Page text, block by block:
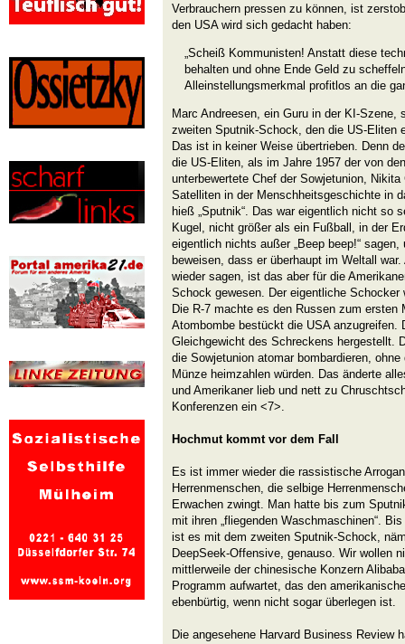
Verbrauchern pressen zu können, ist
den USA wird sich gedacht haben:
„Scheiß Kommunisten! Anstatt diese
behalten und ohne Ende Geld zu
Alleinstellungsmerkmal profitlos an die
Marc Andreesen, ein Guru in der KI-Szene,
zweiten Sputnik-Schock, den die US-Eliten
Das ist in keiner Weise übertrieben. Denn
die US-Eliten, als im Jahre 1957 der von
unterbewertete Chef der Sowjetunion,
Satelliten in der Menschheitsgeschichte in
hieß „Sputnik“. Das war eigentlich nicht so
Kugel, nicht größer als ein Fußball, in der
eigentlich nichts außer „Beep beep!“
beweisen, dass er überhaupt im Weltall
wieder sagen, ist das aber für die
Schock gewesen. Der eigentliche
Die R-7 machte es den Russen zum ersten
Atombombe bestückt die USA anzugreifen.
Gleichgewicht des Schreckens hergestellt.
die Sowjetunion atomar bombardieren,
Münze heimzahlen würden. Das änderte
und Amerikaner lieb und nett zu
Konferenzen ein <7>.
Hochmut kommt vor dem Fall
Es ist immer wieder die rassistische
Herrenmenschen, die selbige
Erwachen zwingt. Man hatte bis zum
mit ihren „fliegenden Waschmaschinen“.
ist es mit dem zweiten Sputnik-Schock,
DeepSeek-Offensive, genauso. Wir wollen
mittlerweile der chinesische Konzern
Programm aufwartet, das den
ebenbürtig, wenn nicht sogar überlegen ist.
Die angesehene Harvard Business Review